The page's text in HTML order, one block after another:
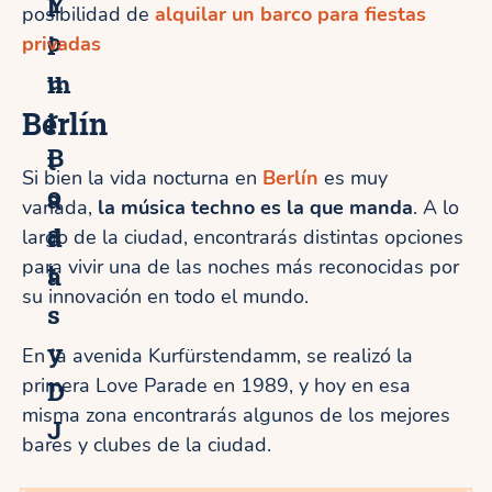
i
m
i
t
a
d
a
s
y
D
J
o
u
r
B
o
a
t
posibilidad de alquilar un barco para fiestas
privadas
Berlín
Si bien la vida nocturna en Berlín es muy
variada, la música techno es la que manda. A lo
largo de la ciudad, encontrarás distintas opciones
para vivir una de las noches más reconocidas por
su innovación en todo el mundo.
En la avenida Kurfürstendamm, se realizó la
primera Love Parade en 1989, y hoy en esa
misma zona encontrarás algunos de los mejores
bares y clubes de la ciudad.